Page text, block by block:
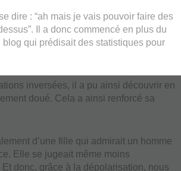
dire : “ah mais je vais pouvoir faire des
Il a donc commencé en plus du
blog qui prédisait des statistiques pour
inversées, il a pu ainsi découvrir en
doué. Cela a ainsi renforcé sa
d’une fille qui admirait un homme
Elle se jugeait même moins
donc, grâce à la dépolarisation, nous